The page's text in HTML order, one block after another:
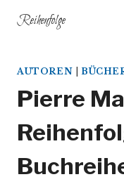
Inhalt
Reihenfolge
AUTOREN
Pierre